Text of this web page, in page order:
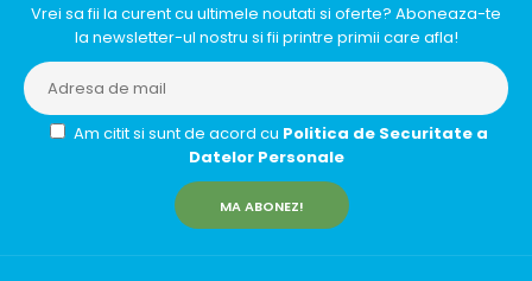
Vrei sa fii la curent cu ultimele noutati si oferte? Aboneaza-te
la newsletter-ul nostru si fii printre primii care afla!
Am citit si sunt de acord cu Politica de Securitate a
Datelor Personale
MA ABONEZ!